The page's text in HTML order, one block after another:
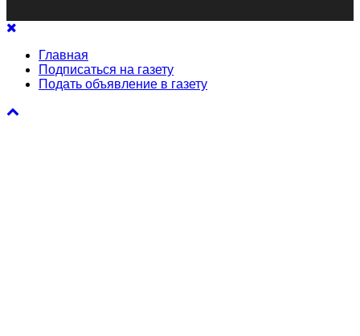
Главная
Подписаться на газету
Подать объявление в газету